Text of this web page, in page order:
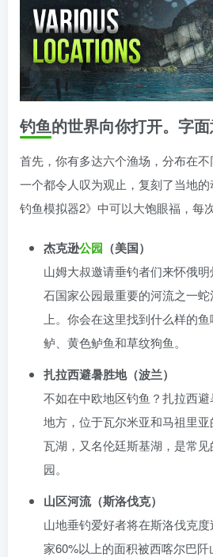
钓鱼的世界向你打开。字面
首先，你有多达六个渔场，分布在
一个都令人叹为观止，复刻了当地
钓鱼模拟器2》中可以大饱眼福，每
杰克逊公园 （美国）
山姆大叔邀请垂钓者们来怀俄
石国家公园最重要的河流之一
上。你会在这里找到什么样的
鲈、黄色鲈鱼和草纹狗鱼。
扎拉西避暑胜地（波兰）
不如在中欧地区钓鱼？扎拉西
地方，位于瓦尔米亚和马祖里
瓦湖，又名伦廷斯基湖，是常
园。
山区河流（斯洛伐克）
山地垂钓爱好者将在斯洛伐克
家60%以上的面积被西喀尔巴